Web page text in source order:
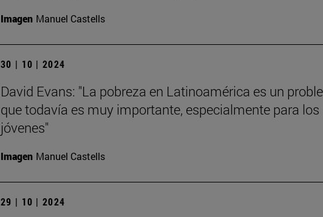
Imagen Manuel Castells
30 | 10 | 2024
David Evans: "La pobreza en Latinoamérica es un
que todavía es muy importante, especialmente para los
jóvenes"
Imagen Manuel Castells
29 | 10 | 2024